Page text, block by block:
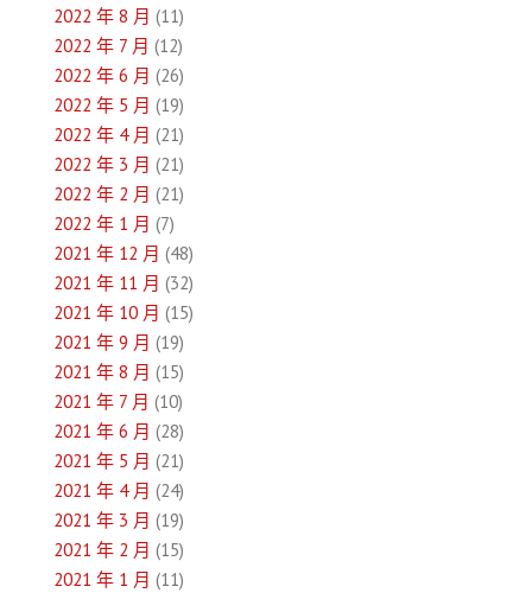
2022 年 8 月 (11)
2022 年 7 月 (12)
2022 年 6 月 (26)
2022 年 5 月 (19)
2022 年 4 月 (21)
2022 年 3 月 (21)
2022 年 2 月 (21)
2022 年 1 月 (7)
2021 年 12 月 (48)
2021 年 11 月 (32)
2021 年 10 月 (15)
2021 年 9 月 (19)
2021 年 8 月 (15)
2021 年 7 月 (10)
2021 年 6 月 (28)
2021 年 5 月 (21)
2021 年 4 月 (24)
2021 年 3 月 (19)
2021 年 2 月 (15)
2021 年 1 月 (11)